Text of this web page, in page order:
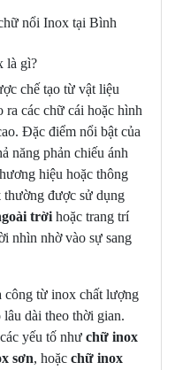
nổi Inox tại Bình
là gì?
chế tạo từ vật liệu
các chữ cái hoặc hình
Đặc điểm nổi bật của
năng phản chiếu ánh
hiệu hoặc thông
thường được sử dụng
trời hoặc trang trí
nhìn nhờ vào sự sang
công từ inox chất lượng
dài theo thời gian.
yếu tố như chữ inox
sơn, hoặc chữ inox